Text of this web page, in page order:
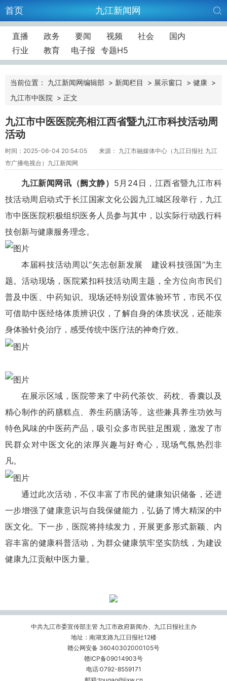
首页 九江新闻网
直播 政务 要闻 视频 社会
国内
行业
教育 电子报 专题H5
当前位置： 九江新闻网编辑部 > 新闻栏目 > 展示窗口 > 健康 >
九江市中医院 > 正文
九江市中医医院亮相江西省暨九江市科技活动周
活动
时间：2025-06-04 20:54:05
来源： 九江市融媒体中心（九江日报社 九江
市广播电视台）九江新闻网
九江新闻网讯（阙文静） 5月24日，江西省暨九江市科
技活动周启动式于长江国家文化公园九江城区段举行，九江
市中医医院积极组织医务人员参与其中，以实际行动践行科
技创新与健康服务理念。
本届科技活动周以“矢志创新发展 建设科技强国”为主
题。活动现场，医院紧扣科技活动周主题，全方位向市民们
普及中医、中药知识。现场还特别设置体验环节，市民不仅
可借助中医经络体质辨识仪，了解自身的体质状况，还能亲
身体验针灸治疗，感受传统中医疗法的神奇疗效。
在展示区域，医院带来了中药代茶饮、药枕、香囊以及
精心制作的药膳糕点、养生药膳汤等。这些兼具养生功效与
特色风味的中医药产品，吸引众多市民驻足围观，激发了市
民群众对中医文化的浓厚兴趣与好奇心，现场气氛热烈非
凡。
通过此次活动，不仅丰富了市民的健康知识储备，还进
一步增强了健康意识与自我保健能力，弘扬了博大精深的中
医文化。下一步，医院将持续发力，开展更多形式新颖、内
容丰富的健康科普活动，为群众健康筑牢坚实防线，为建设
健康九江贡献中医力量。
中共九江市委宣传部主管 九江市政府新闻办、九江日报社主办
地址：南湖支路九江日报社12楼
赣公网安备 36040302000105号
赣ICP备09014903号
电话:0792-8559171